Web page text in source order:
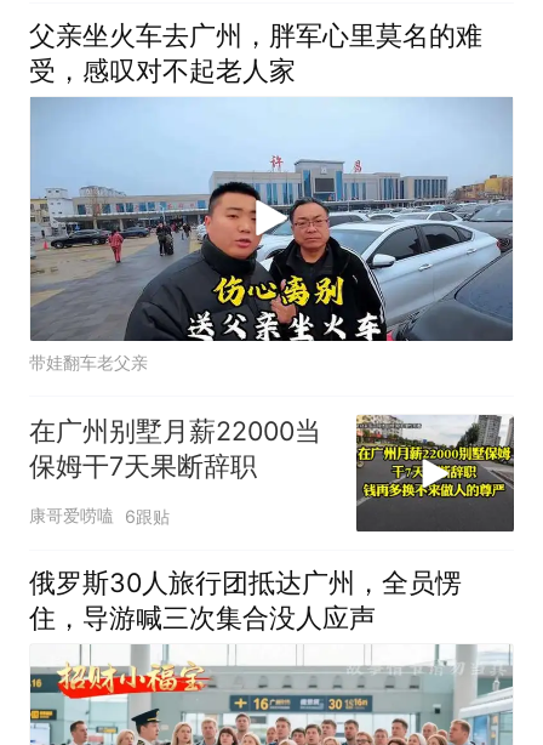
父亲坐火车去广州，胖军心里莫名的难
受，感叹对不起老人家
带娃翻车老父亲
在广州别墅月薪22000当
保姆干7天果断辞职
康哥爱唠嗑 6跟贴
俄罗斯30人旅行团抵达广州，全员愣
住，导游喊三次集合没人应声